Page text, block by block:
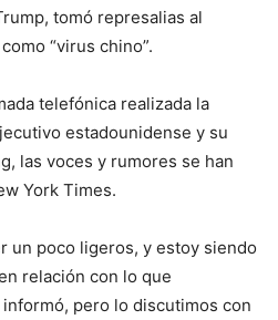
tomó represalias al
“virus chino”.
telefónica realizada la
estadounidense y su
las voces y rumores se han
York Times.
un poco ligeros, y estoy siendo
relación con lo que
pero lo discutimos con